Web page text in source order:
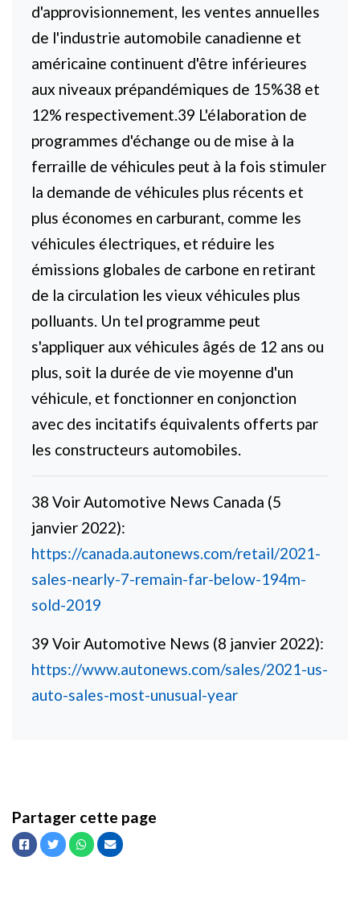
d'approvisionnement, les ventes annuelles
de l'industrie automobile canadienne et
américaine continuent d'être inférieures
aux niveaux prépandémiques de 15%38 et
12% respectivement.39 L'élaboration de
programmes d'échange ou de mise à la
ferraille de véhicules peut à la fois stimuler
la demande de véhicules plus récents et
plus économes en carburant, comme les
véhicules électriques, et réduire les
émissions globales de carbone en retirant
de la circulation les vieux véhicules plus
polluants. Un tel programme peut
s'appliquer aux véhicules âgés de 12 ans ou
plus, soit la durée de vie moyenne d'un
véhicule, et fonctionner en conjonction
avec des incitatifs équivalents offerts par
les constructeurs automobiles.
38 Voir Automotive News Canada (5
janvier 2022):
https://canada.autonews.com/retail/2021-
sales-nearly-7-remain-far-below-194m-
sold-2019
39 Voir Automotive News (8 janvier 2022):
https://www.autonews.com/sales/2021-us-
auto-sales-most-unusual-year
Partager cette page
Facebook
TwitterWhatsappCourriel